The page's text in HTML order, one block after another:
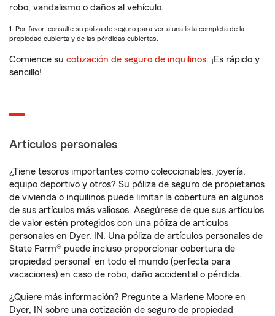
robo, vandalismo o daños al vehículo.
1. Por favor, consulte su póliza de seguro para ver a una lista completa de la
propiedad cubierta y de las pérdidas cubiertas.
Comience su cotización de seguro de inquilinos. ¡Es rápido y
sencillo!
Artículos personales
¿Tiene tesoros importantes como coleccionables, joyería,
equipo deportivo y otros? Su póliza de seguro de propietarios
de vivienda o inquilinos puede limitar la cobertura en algunos
de sus artículos más valiosos. Asegúrese de que sus artículos
de valor estén protegidos con una póliza de artículos
personales en Dyer, IN. Una póliza de artículos personales de
State Farm® puede incluso proporcionar cobertura de
propiedad personal 1 en todo el mundo (perfecta para
vacaciones) en caso de robo, daño accidental o pérdida.
¿Quiere más información? Pregunte a Marlene Moore en
Dyer, IN sobre una cotización de seguro de propiedad